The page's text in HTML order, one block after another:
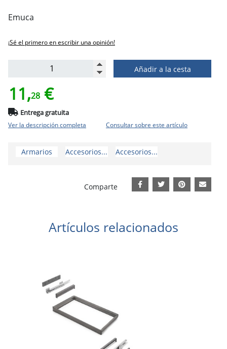
Emuca
¡Sé el primero en escribir una opinión!
Añadir a la cesta
11,28 €
Entrega gratuita
Ver la descripción completa Consultar sobre este artículo
Armarios Accesorios... Accesorios...
Comparte
Artículos relacionados